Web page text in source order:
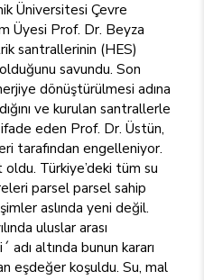
Üniversitesi Çevre
Üyesi Prof. Dr. Beyza
santrallerinin (HES)
savundu. Son
dönüştürülmesi adına
ve kurulan santrallerle
eden Prof. Dr. Üstün,
tarafından engelleniyor.
Türkiye’deki tüm su
parsel parsel sahip
aslında yeni değil.
uluslar arası
altında bunun kararı
eşdeğer koşuldu. Su, mal